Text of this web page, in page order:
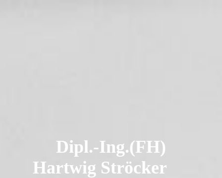
Dipl.-Ing.(FH)
Hartwig Ströcker